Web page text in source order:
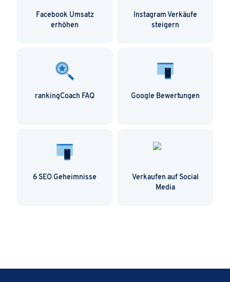
Facebook Umsatz
erhöhen
Instagram Verkäufe
steigern
rankingCoach FAQ Google Bewertungen
6 SEO Geheimnisse
Verkaufen auf Social
Media